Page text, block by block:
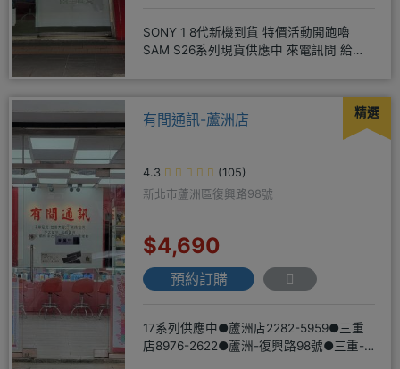
SONY 1 8代新機到貨 特價活動開跑嚕
SAM S26系列現貨供應中 來電訊問 給你
精選
有間通訊-蘆洲店
4.3
(105)
新北市蘆洲區復興路98號
$4,690
預約訂購
17系列供應中●蘆洲店2282-5959●三重
店8976-2622●蘆洲-復興路98號●三重-